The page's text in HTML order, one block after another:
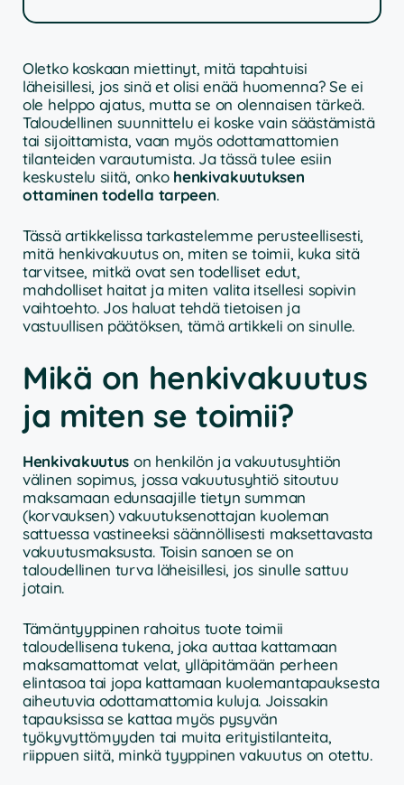
Oletko koskaan miettinyt, mitä tapahtuisi
läheisillesi, jos sinä et olisi enää huomenna? Se ei
ole helppo ajatus, mutta se on olennaisen tärkeä.
Taloudellinen suunnittelu ei koske vain säästämistä
tai sijoittamista, vaan myös odottamattomien
tilanteiden varautumista. Ja tässä tulee esiin
keskustelu siitä, onko henkivakuutuksen
ottaminen todella tarpeen.
Tässä artikkelissa tarkastelemme perusteellisesti,
mitä henkivakuutus on, miten se toimii, kuka sitä
tarvitsee, mitkä ovat sen todelliset edut,
mahdolliset haitat ja miten valita itsellesi sopivin
vaihtoehto. Jos haluat tehdä tietoisen ja
vastuullisen päätöksen, tämä artikkeli on sinulle.
Mikä on henkivakuutus
ja miten se toimii?
Henkivakuutus on henkilön ja vakuutusyhtiön
välinen sopimus, jossa vakuutusyhtiö sitoutuu
maksamaan edunsaajille tietyn summan
(korvauksen) vakuutuksenottajan kuoleman
sattuessa vastineeksi säännöllisesti maksettavasta
vakuutusmaksusta. Toisin sanoen se on
taloudellinen turva läheisillesi, jos sinulle sattuu
jotain.
Tämäntyyppinen rahoitus tuote toimii
taloudellisena tukena, joka auttaa kattamaan
maksamattomat velat, ylläpitämään perheen
elintasoa tai jopa kattamaan kuolemantapauksesta
aiheutuvia odottamattomia kuluja. Joissakin
tapauksissa se kattaa myös pysyvän
työkyvyttömyyden tai muita erityistilanteita,
riippuen siitä, minkä tyyppinen vakuutus on otettu.